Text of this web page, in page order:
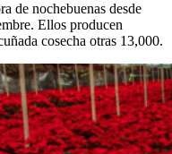
de nochebuenas desde
Ellos producen
cosecha otras 13,000.